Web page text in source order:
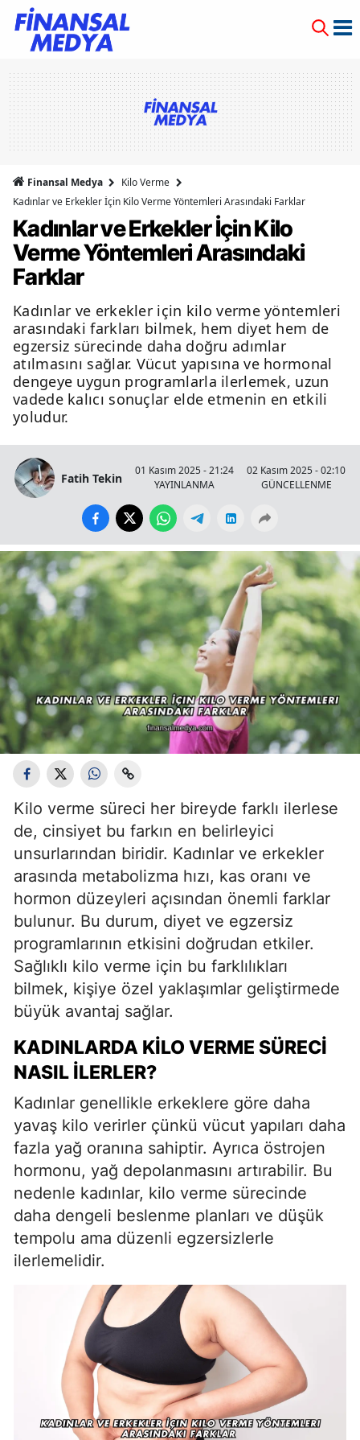
Finansal Medya
Kilo Verme
Kadınlar ve Erkekler İçin Kilo Verme Yöntemleri Arasındaki Farklar
Kadınlar ve Erkekler İçin Kilo
Verme Yöntemleri Arasındaki
Farklar
Kadınlar ve erkekler için kilo verme yöntemleri
arasındaki farkları bilmek, hem diyet hem de
egzersiz sürecinde daha doğru adımlar
atılmasını sağlar. Vücut yapısına ve hormonal
dengeye uygun programlarla ilerlemek, uzun
vadede kalıcı sonuçlar elde etmenin en etkili
yoludur.
Fatih Tekin
01 Kasım 2025 - 21:24
YAYINLANMA
02 Kasım 2025 - 02:10
GÜNCELLENME
Kilo verme süreci her bireyde farklı ilerlese
de, cinsiyet bu farkın en belirleyici
unsurlarından biridir. Kadınlar ve erkekler
arasında metabolizma hızı, kas oranı ve
hormon düzeyleri açısından önemli farklar
bulunur. Bu durum, diyet ve egzersiz
programlarının etkisini doğrudan etkiler.
Sağlıklı kilo verme için bu farklılıkları
bilmek, kişiye özel yaklaşımlar geliştirmede
büyük avantaj sağlar.
KADINLARDA KILO VERME SÜRECI
NASIL İLERLER?
Kadınlar genellikle erkeklere göre daha
yavaş kilo verirler çünkü vücut yapıları daha
fazla yağ oranına sahiptir. Ayrıca östrojen
hormonu, yağ depolanmasını artırabilir. Bu
nedenle kadınlar, kilo verme sürecinde
daha dengeli beslenme planları ve düşük
tempolu ama düzenli egzersizlerle
ilerlemelidir.